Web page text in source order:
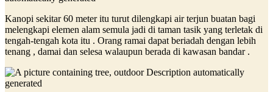
Kanopi sekitar 60 meter itu turut dilengkapi air terjun buatan bagi
melengkapi elemen alam semula jadi di taman tasik yang terletak di
tengah-tengah kota itu . Orang ramai dapat beriadah dengan lebih
tenang , damai dan selesa walaupun berada di kawasan bandar .